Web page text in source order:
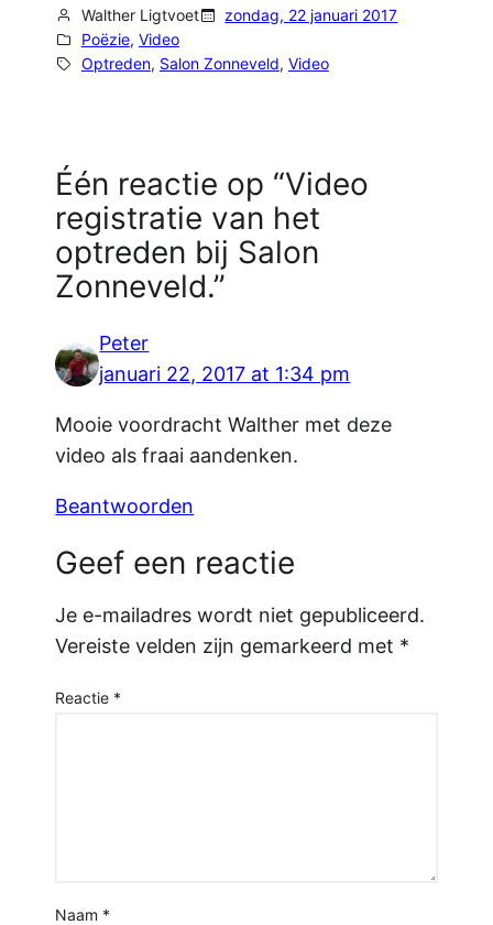
Walther Ligtvoet
zondag, 22 januari 2017
Poëzie, Video
Optreden, Salon Zonneveld, Video
Één reactie op “Video
registratie van het
optreden bij Salon
Zonneveld.”
Peter
januari 22, 2017 at 1:34 pm
Mooie voordracht Walther met deze
video als fraai aandenken.
Beantwoorden
Geef een reactie
Je e-mailadres wordt niet gepubliceerd.
Vereiste velden zijn gemarkeerd met *
Reactie *
Naam *